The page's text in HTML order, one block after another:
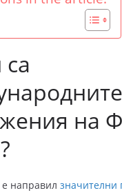
на
направил значителни